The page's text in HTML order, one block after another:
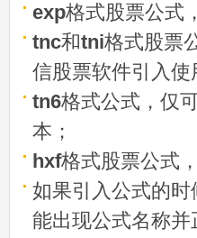
exp格式股票公式
tnc和tni格式股票
信股票软件引入使
tn6格式公式，仅
本；
hxf格式股票公式
如果引入公式的
能出现公式名称